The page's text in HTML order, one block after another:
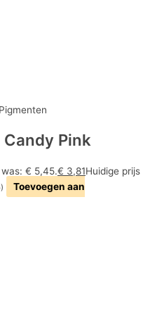
Candy Pink
€ 5,45.€ 3,81Huidige prijs
)
Toevoegen aan